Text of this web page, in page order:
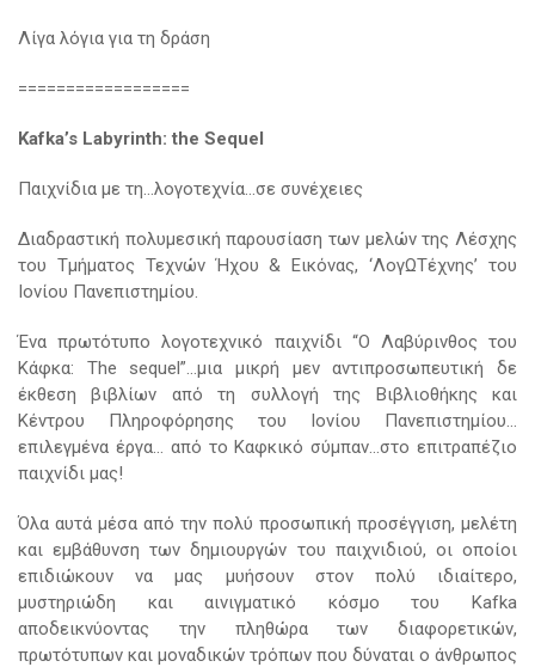
Λίγα λόγια για τη δράση
==================
Kafka’s Labyrinth: the Sequel
Παιχνίδια με τη…λογοτεχνία…σε συνέχειες
Διαδραστική πολυμεσική παρουσίαση των μελών της Λέσχης
του Τμήματος Τεχνών Ήχου & Εικόνας, ‘ΛογΩΤέχνης’ του
Ιονίου Πανεπιστημίου.
Ένα πρωτότυπο λογοτεχνικό παιχνίδι “Ο Λαβύρινθος του
Κάφκα: The sequel”…μια μικρή μεν αντιπροσωπευτική δε
έκθεση βιβλίων από τη συλλογή της Βιβλιοθήκης και
Κέντρου Πληροφόρησης του Ιονίου Πανεπιστημίου…
επιλεγμένα έργα… από το Καφκικό σύμπαν…στο επιτραπέζιο
παιχνίδι μας!
Όλα αυτά μέσα από την πολύ προσωπική προσέγγιση, μελέτη
και εμβάθυνση των δημιουργών του παιχνιδιού, οι οποίοι
επιδιώκουν να μας μυήσουν στον πολύ ιδιαίτερο,
μυστηριώδη και αινιγματικό κόσμο του Kafka
αποδεικνύοντας την πληθώρα των διαφορετικών,
πρωτότυπων και μοναδικών τρόπων που δύναται ο άνθρωπος